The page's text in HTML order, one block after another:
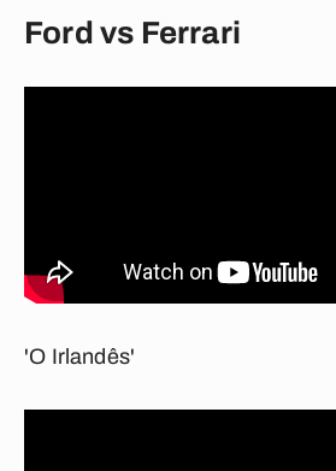
Ford vs Ferrari
'O Irlandês'